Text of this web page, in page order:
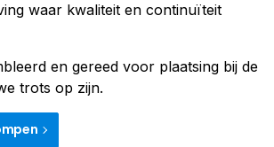
waar kwaliteit en continuïteit
en gereed voor plaatsing bij de
trots op zijn.